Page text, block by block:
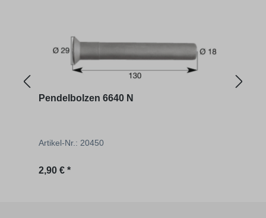
Pendelbolzen 6640 N
Artikel-Nr.: 20450
Regulärer Preis:
2,90 € *